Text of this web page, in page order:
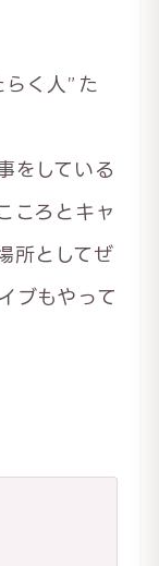
らく人”た
をしている
ころとキャ
所としてぜ
ブもやって